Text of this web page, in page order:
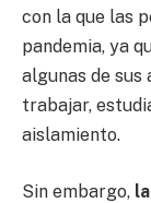
con la que las
pandemia, ya
algunas de
trabajar,
aislamiento.
Sin embargo,